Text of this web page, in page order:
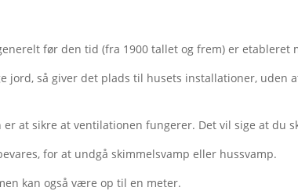
før den tid (fra 1900 tallet og frem) er
så giver det plads til husets installationer,
at sikre at ventilationen fungerer. Det vil sige at du
for at undgå skimmelsvamp eller hussvamp.
kan også være op til en meter.